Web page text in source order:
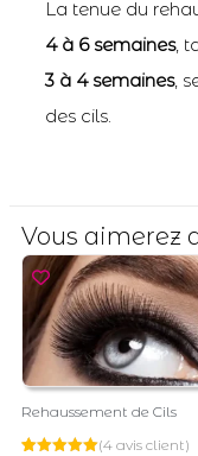
La tenue du
4 à 6 semaines,
3 à 4 semaines,
des cils.
Vous aimerez
Rehaussement de Cils
(4avis client)